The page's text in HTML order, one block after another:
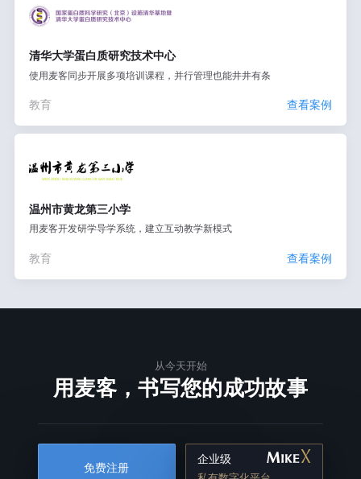
清华大学蛋白质研究技术中心
使用麦客同步开展多项培训课程，并行管理也能井井有条
教育 查看案例
温州市黄龙第三小学
用麦客开发研学导学系统，建立互动教学新模式
教育 查看案例
从今天开始
用麦客，书写您的成功故事
免费注册
企业级